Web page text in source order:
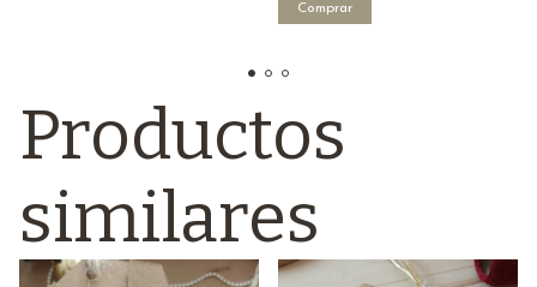
Comprar
Productos
similares